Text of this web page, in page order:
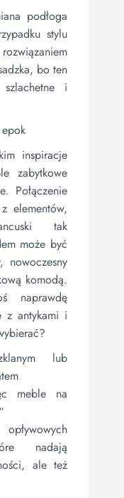
podłoga
stylu
bo ten
i
inspiracje
zabytkowe
Połączenie
elementów,
tak
może być
nowoczesny
komodą.
naprawdę
z antykami i
lub
meble na
nadają
ale też